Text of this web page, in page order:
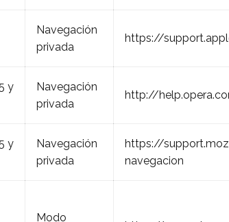
Navegación
privada
https://
y
Navegación
privada
http://
y
Navegación
privada
https://
navegacion
Modo